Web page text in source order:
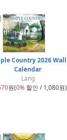
Country 2026 Wall
Calendar
Lang
원(0%할인 / 1,080원)